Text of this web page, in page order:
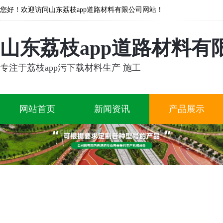
您好！欢迎访问山东荔枝app道路材料有限公司网站！
山东荔枝app道路材料有
专注于荔枝app污下载材料生产 施工
网站首页 新闻资讯 产品展示